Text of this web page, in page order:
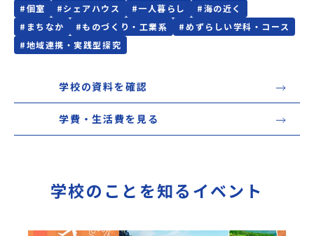
#個室 #シェアハウス #一人暮らし #海の近く
# まちなか #ものづくり・工業系 #めずらしい学科・コース
#地域連携・実践型探究
学校の資料を確認
学費・生活費を見る
学校のことを知るイベント